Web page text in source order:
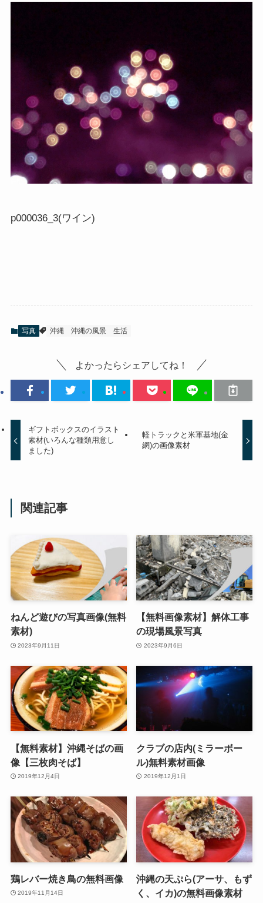
p000036_3(ワイン)
写真 沖縄 沖縄の風景 生活
よかったらシェアしてね！
ギフトボックスのイラスト
素材(いろんな種類用意し
ました)
軽トラックと米軍基地(金
網)の画像素材
関連記事
ねんど遊びの写真画像(無料
素材)
2023年9月11日
【無料画像素材】解体工事
の現場風景写真
2023年9月6日
【無料素材】沖縄そばの画
像【三枚肉そば】
2019年12月4日
クラブの店内(ミラーボー
ル)無料素材画像
2019年12月1日
鶏レバー焼き鳥の無料画像
2019年11月14日
沖縄の天ぷら(アーサ、もず
く、イカ)の無料画像素材